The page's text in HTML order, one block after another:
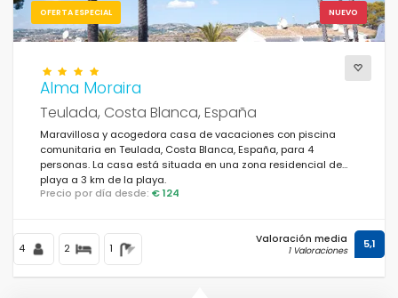
Servicios populares
Condiciones
Opciones
Distancias
NUEVO
OFERTA ESPECIAL
Alma Moraira
Teulada, Costa Blanca, España
Maravillosa y acogedora casa de vacaciones con piscina
comunitaria en Teulada, Costa Blanca, España, para 4
personas. La casa está situada en una zona residencial de
playa a 3 km de la playa.
Precio por día desde: € 124
4 2 1
Valoración media
1 Valoraciones 5,1